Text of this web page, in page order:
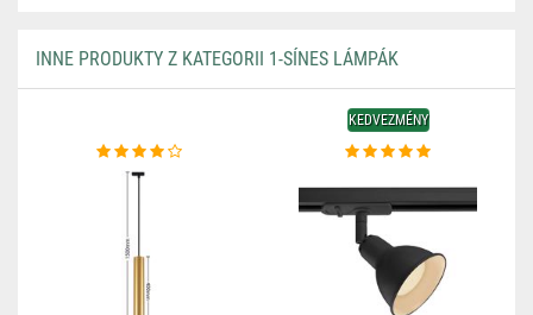
INNE PRODUKTY Z KATEGORII 1-SÍNES LÁMPÁK
KEDVEZMÉNY